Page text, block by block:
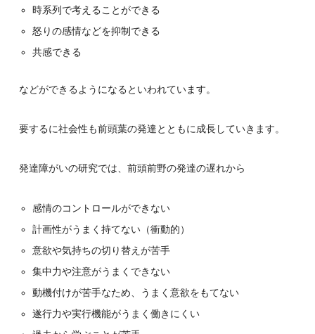
時系列で考えることができる
怒りの感情などを抑制できる
共感できる
などができるようになるといわれています。
要するに社会性も前頭葉の発達とともに成長していきます。
発達障がいの研究では、前頭前野の発達の遅れから
感情のコントロールができない
計画性がうまく持てない（衝動的）
意欲や気持ちの切り替えが苦手
集中力や注意がうまくできない
動機付けが苦手なため、うまく意欲をもてない
遂行力や実行機能がうまく働きにくい